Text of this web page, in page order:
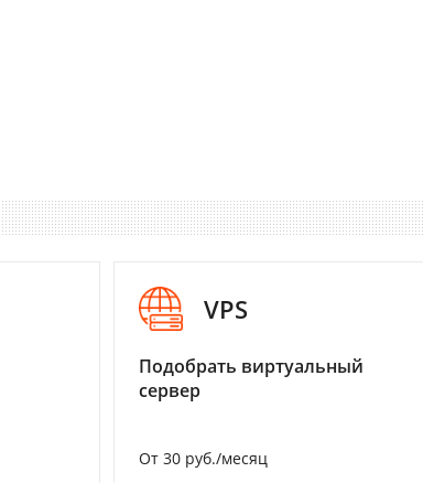
VPS
Подобрать виртуальный
сервер
От 30 руб./месяц